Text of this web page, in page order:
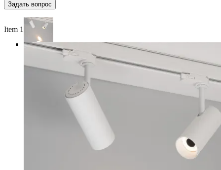
Задать вопрос
Item 1 of 2